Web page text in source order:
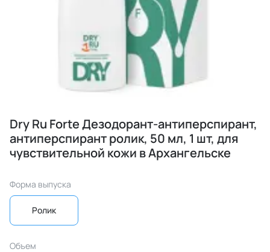
Dry Ru Forte Дезодорант-антиперспирант,
антиперспирант ролик, 50 мл, 1 шт, для
чувствительной кожи в Архангельске
Форма выпуска
Ролик
Объем